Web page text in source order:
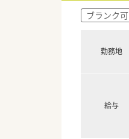
ブランク可
勤務地
給与